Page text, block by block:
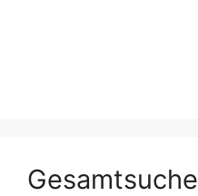
Gesamtsuche